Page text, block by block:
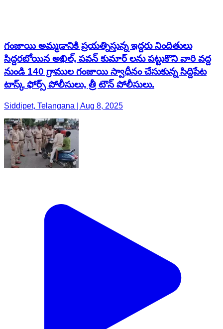
గంజాయి అమ్మడానికి ప్రయత్నిస్తున్న ఇద్దరు నిందితులు
సిద్దరబోయిన అఖిల్, పవన్ కుమార్ లను పట్టుకొని వారి వద్ద
నుండి 140 గ్రాముల గంజాయి స్వాధీనం చేసుకున్న సిద్దిపేట
టాస్క్ ఫోర్స్ పోలీసులు, త్రీ టౌన్ పోలీసులు.
Siddipet, Telangana | Aug 8, 2025